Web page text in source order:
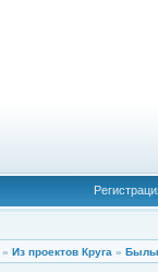
» Из проектов Круга »